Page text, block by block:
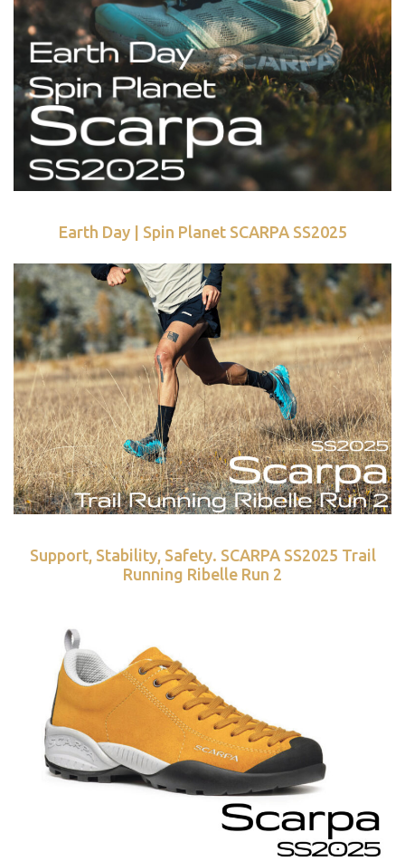
Earth Day | Spin Planet SCARPA SS2025
Support, Stability, Safety. SCARPA SS2025 Trail
Running Ribelle Run 2